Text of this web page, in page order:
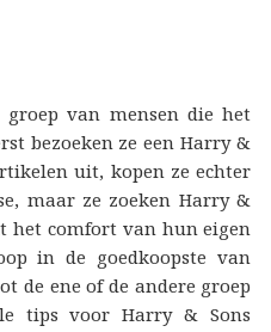
van mensen die het
bezoeken ze een Harry &
uit, kopen ze echter
maar ze zoeken Harry &
het comfort van hun eigen
in de goedkoopste van
de ene of de andere groep
tips voor Harry & Sons